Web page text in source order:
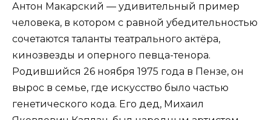
Антон Макарский — удивительный пример
человека, в котором с равной убедительностью
сочетаются таланты театрального актёра,
кинозвезды и оперного певца-тенора.
Родившийся 26 ноября 1975 года в Пензе, он
вырос в семье, где искусство было частью
генетического кода. Его дед, Михаил